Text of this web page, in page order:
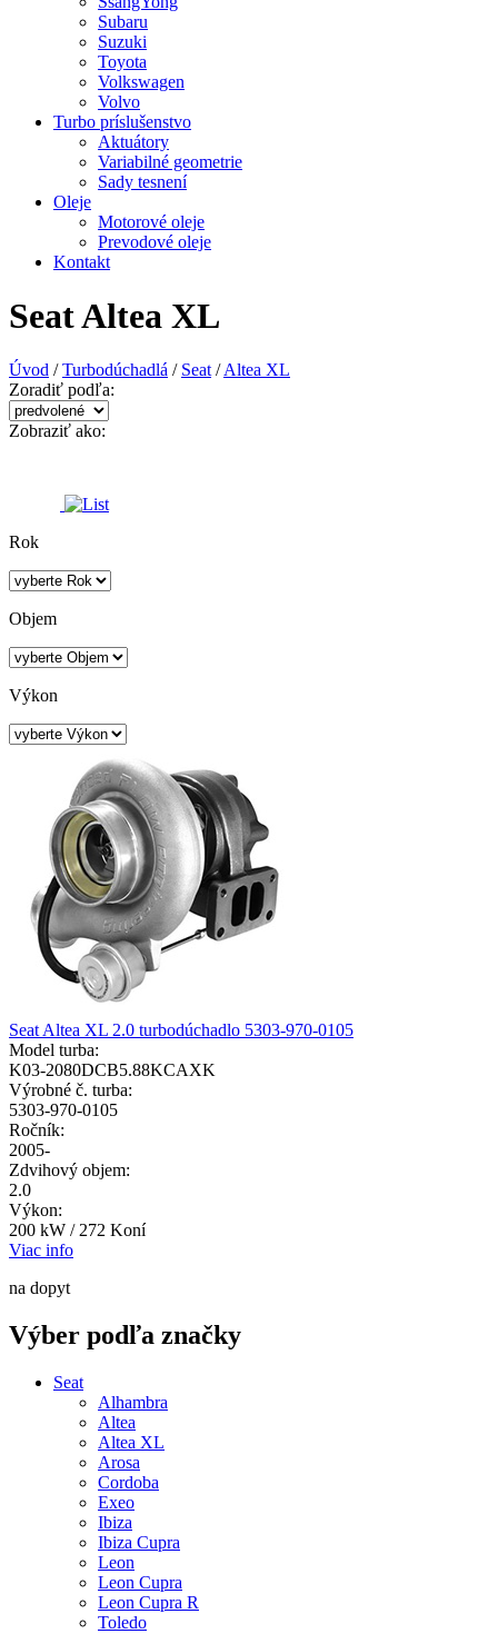
Subaru
Suzuki
Toyota
Volkswagen
Volvo
Turbo príslušenstvo
Aktuátory
Variabilné geometrie
Sady tesnení
Oleje
Motorové oleje
Prevodové oleje
Kontakt
Seat Altea XL
Úvod / Turbodúchadlá / Seat /Altea XL
Zoradiť podľa:
Zobraziť ako:
Rok
Objem
Výkon
Seat Altea XL 2.0 turbodúchadlo 5303-970-0105
Model turba:
K03-2080DCB5.88KCAXK
Výrobné č. turba:
5303-970-0105
Ročník:
2005-
Zdvihový objem:
2.0
Výkon:
200 kW / 272 Koní
Viac info
na dopyt
Výber podľa značky
Seat
Alhambra
Altea
Altea XL
Arosa
Cordoba
Exeo
Ibiza
Ibiza Cupra
Leon
Leon Cupra
Leon Cupra R
Toledo